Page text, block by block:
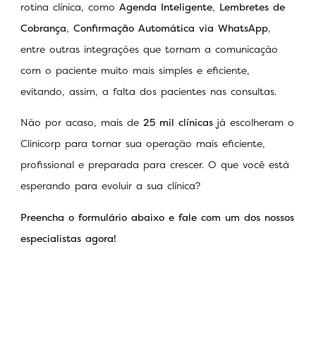
rotina clínica, como Agenda Inteligente, Lembretes de
Cobrança, Confirmação Automática via WhatsApp,
entre outras integrações que tornam a comunicação
com o paciente muito mais simples e eficiente,
evitando, assim, a falta dos pacientes nas consultas.
Não por acaso, mais de 25 mil clínicas já escolheram o
Clinicorp para tornar sua operação mais eficiente,
profissional e preparada para crescer. O que você está
esperando para evoluir a sua clínica?
Preencha o formulário abaixo e fale com um dos nossos
especialistas agora!